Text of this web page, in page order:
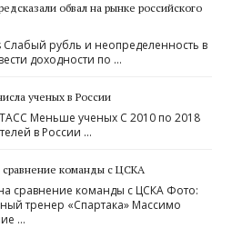
обвал на рынке российского
Слабый рубль и неопределенность в
доходности по …
ученых в России
Меньше ученых С 2010 по 2018
в России …
сравнение команды с ЦСКА
сравнение команды с ЦСКА Фото:
тренер «Спартака» Массимо
…